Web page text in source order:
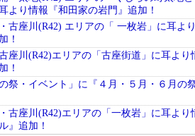
より情報『和田家の岩門』追加！
・古座川(R42) エリアの「 一枚岩」に耳よ
！
座川(R42)エリアの「古座街道」に耳より
！
の祭・イベント」に『４月・５月・６月の
・古座川(R42)エリアの「一枚岩」に耳よ
』追加！